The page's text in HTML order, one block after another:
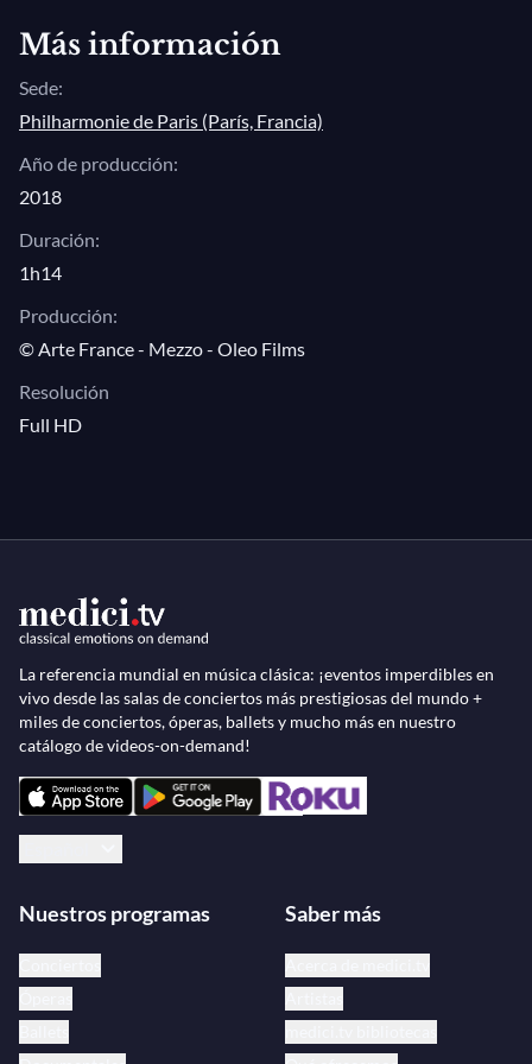
Johann Sebastian Bach/Brad Mehldau,
mineur
Más información
Sede:
Philharmonie de Paris (París, Francia)
Año de producción:
2018
Duración:
1h14
Producción:
© Arte France - Mezzo - Oleo Films
Resolución
Full HD
La referencia mundial en música clásica: ¡eventos imperdibles en
vivo desde las salas de conciertos más prestigiosas del mundo +
miles de conciertos, óperas, ballets y mucho más en nuestro
catálogo de videos-on-demand!
Nuestros programas Saber más